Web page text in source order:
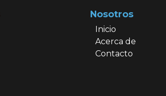
Nosotros
Inicio
Acerca de
Contacto